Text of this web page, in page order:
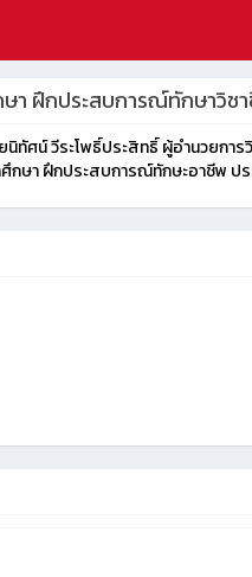
า ฝึกประสบการณ์ทักษาวิช
นิทัศน์ วีระโพธิ์ประสิทธิ์ ผู้อำนวยก
ศึกษา ฝึกประสบการณ์ทักษะอาชีพ